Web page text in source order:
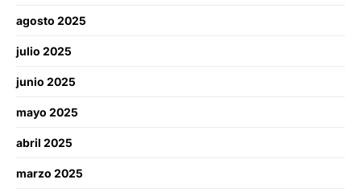
agosto 2025
julio 2025
junio 2025
mayo 2025
abril 2025
marzo 2025